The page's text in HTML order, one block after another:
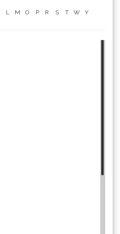
L M O P R S T W Y